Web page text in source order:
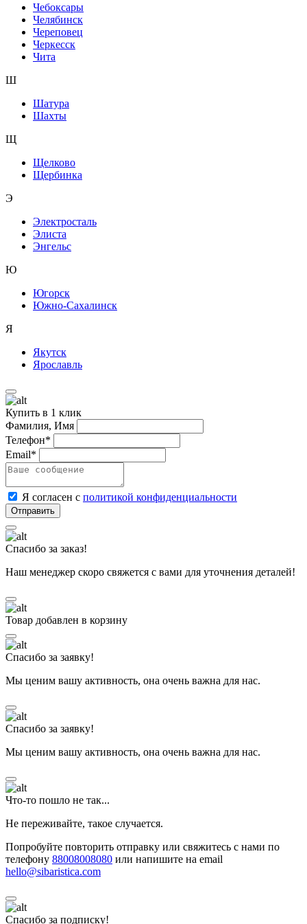
Чебоксары
Челябинск
Череповец
Черкесск
Чита
Ш
Шатура
Шахты
Щ
Щелково
Щербинка
Э
Электросталь
Элиста
Энгельс
Ю
Югорск
Южно-Сахалинск
Я
Якутск
Ярославль
Купить в 1 клик
Фамилия, Имя
Телефон*
Email*
Я согласен с политикой конфиденциальности
Спасибо за заказ!
Наш менеджер скоро свяжется с вами для уточнения деталей!
Товар добавлен в корзину
Спасибо за заявку!
Мы ценим вашу активность, она очень важна для нас.
Спасибо за заявку!
Мы ценим вашу активность, она очень важна для нас.
Что-то пошло не так...
Не переживайте, такое случается.
Попробуйте повторить отправку или свяжитесь с нами по
телефону 88008008080 или напишите на email
hello@sibaristica.com
Спасибо за подписку!